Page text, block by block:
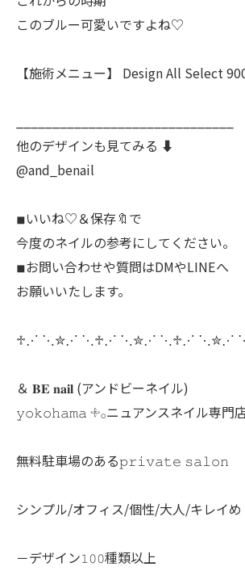
このブルー可愛いですよね♡
【施術メニュー】 Design All Select
他のデザインも見てみる ⬇️
@and_benail
◾︎いいね♡＆保存🔖で
今度のネイルの参考にしてください。
◾︎お問い合わせや質問はDMやLINEへ
お願いいたします。
♱⋰ ⋱✮⋰ ⋱♱⋰ ⋱✮⋰ ⋱♱⋰ ⋱✮⋰
＆ 𝐁𝐄 𝐧𝐚𝐢𝐥 (アンドビーネイル)
𝚢𝚘𝚔𝚘𝚑𝚊𝚖𝚊 𓇬𓂂ニュアンスネイル専門
無料駐車場のある𝚙𝚛𝚒𝚟𝚊𝚝𝚎 𝚜𝚊𝚕𝚘𝚗
シンプル/オフィス/個性/大人/キレイめ
－デザイン𝟷𝟶𝟶種類以上